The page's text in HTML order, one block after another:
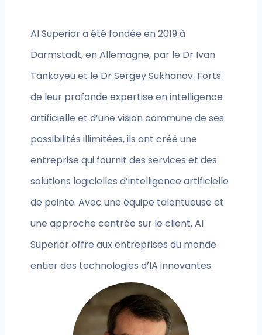
AI Superior a été fondée en 2019 à
Darmstadt, en Allemagne, par le Dr Ivan
Tankoyeu et le Dr Sergey Sukhanov. Forts
de leur profonde expertise en intelligence
artificielle et d’une vision commune de ses
possibilités illimitées, ils ont créé une
entreprise qui fournit des services et des
solutions logicielles d’intelligence artificielle
de pointe. Avec une équipe talentueuse et
une approche centrée sur le client, AI
Superior offre aux entreprises du monde
entier des technologies d’IA innovantes.